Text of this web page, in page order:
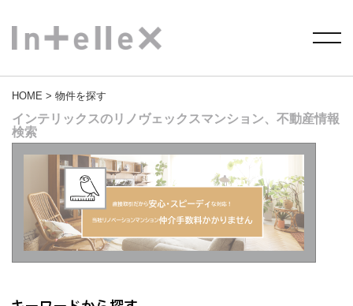
HOME > 物件を探す
インテリックスのリノヴェックスマンション、不動産情報
検索